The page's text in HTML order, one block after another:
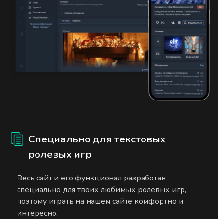
Специально для текстовых
ролевых игр
Весь сайт и его функционал разработан
специально для твоих любимых ролевых игр,
поэтому играть на нашем сайте комфортно и
интересно.